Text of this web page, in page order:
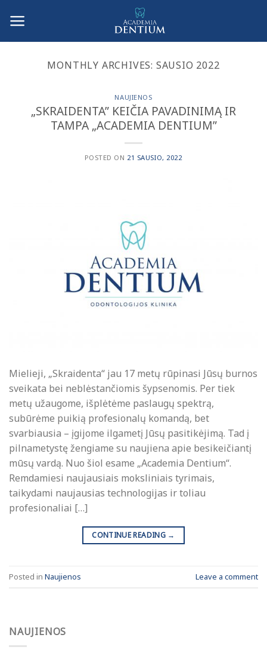
MONTHLY ARCHIVES: SAUSIO 2022
NAUJIENOS
„SKRAIDENTA” KEIČIA PAVADINIMĄ IR
TAMPA „ACADEMIA DENTIUM”
POSTED ON 21 SAUSIO, 2022
Mielieji, „Skraidenta“ jau 17 metų rūpinasi Jūsų burnos
sveikata bei neblėstančiomis šypsenomis. Per tiek
metų užaugome, išplėtėme paslaugų spektrą,
subūrėme puikią profesionalų komandą, bet
svarbiausia – įgijome ilgametį Jūsų pasitikėjimą. Tad į
pilnametystę žengiame su naujiena apie besikeičiantį
mūsų vardą. Nuo šiol esame „Academia Dentium“.
Remdamiesi naujausiais moksliniais tyrimais,
taikydami naujausias technologijas ir toliau
profesionaliai […]
CONTINUE READING →
Posted in Naujienos Leave a comment
NAUJIENOS